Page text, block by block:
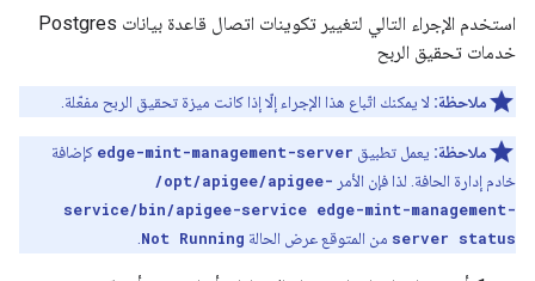
استخدم الإجراء التالي لتغيير تكوينات اتصال قاعدة بيانات Postgres
خدمات تحقيق الربح
ملاحظة: لا يمكنك اتّباع هذا الإجراء إلّا إذا كانت ميزة تحقيق الربح مفعّلة.
ملاحظة: يعمل تطبيق edge-mint-management-server كإضافة
خادم إدارة الحافة. لذا فإن الأمر /opt/apigee/apigee-
service/bin/apigee-service edge-mint-management-
server status من المتوقع عرض الحالة Not Running